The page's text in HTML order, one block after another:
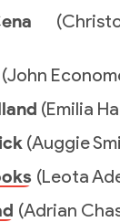
(John
(Emilia
(Auggie
(Leota
(Adrian